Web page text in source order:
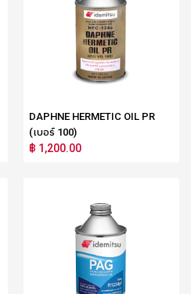
DAPHNE HERMETIC OIL PR
(เบอร์ 100)
฿ 1,200.00